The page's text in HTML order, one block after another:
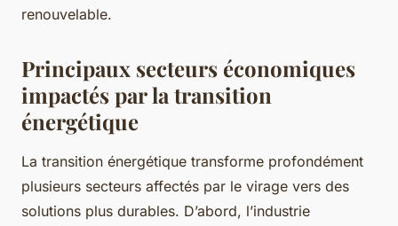
renouvelable.
Principaux secteurs économiques
impactés par la transition
énergétique
La transition énergétique transforme profondément
plusieurs secteurs affectés par le virage vers des
solutions plus durables. D’abord, l’industrie